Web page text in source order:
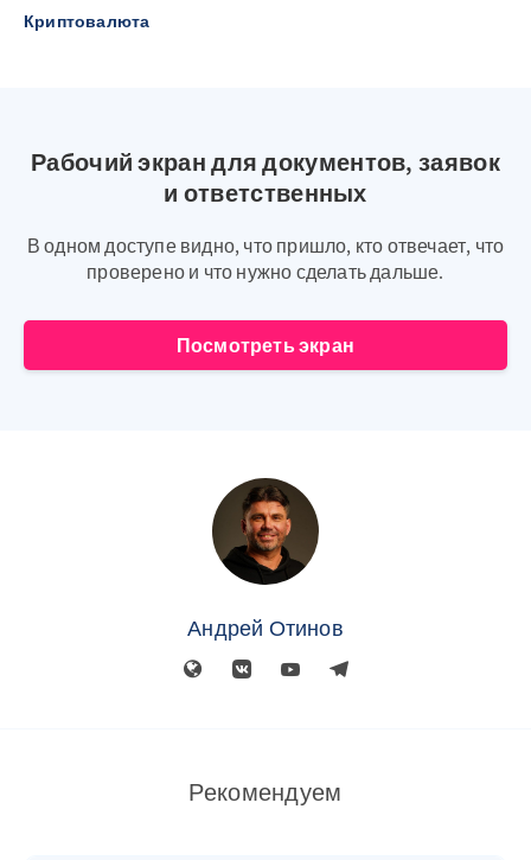
Криптовалюта
Рабочий экран для документов, заявок
и ответственных
В одном доступе видно, что пришло, кто отвечает, что
проверено и что нужно сделать дальше.
Посмотреть экран
Андрей Отинов
Рекомендуем